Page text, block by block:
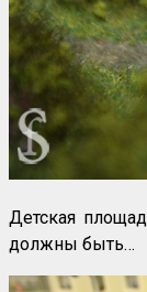
Детская
должны быть…